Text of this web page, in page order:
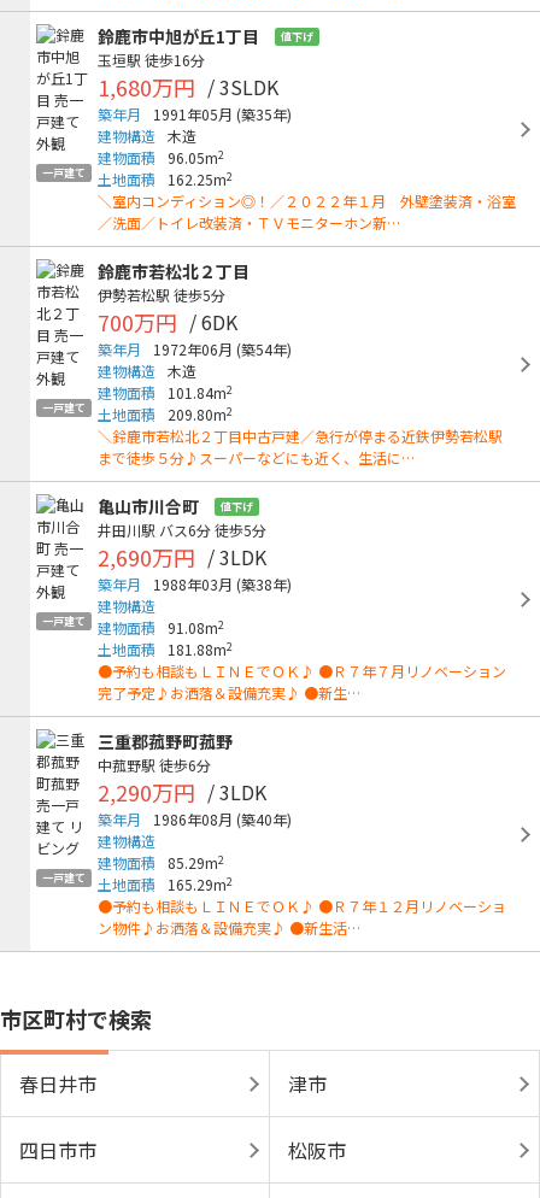
一戸建て
鈴鹿市中旭が丘1丁目 値下げ
玉垣駅 徒歩16分
1,680万円 / 3SLDK
築年月 1991年05月 (築35年)
建物構造 木造
建物面積
96.05m2
土地面積 162.25m2
＼室内コンディション◎！／２０２２年１月 外壁塗装済・浴室
／洗面／トイレ改装済・ＴＶモニターホン新…
一戸建て
鈴鹿市若松北２丁目
伊勢若松駅 徒歩5分
700万円 / 6DK
築年月 1972年06月 (築54年)
建物構造 木造
建物面積
101.84m2
土地面積 209.80m2
＼鈴鹿市若松北２丁目中古戸建／急行が停まる近鉄伊勢若松駅
まで徒歩５分♪スーパーなどにも近く、生活に…
一戸建て
亀山市川合町 値下げ
井田川駅 バス6分徒歩5分
2,690万円 / 3LDK
築年月 1988年03月 (築38年)
建物構造
建物面積
91.08m2
土地面積 181.88m2
●予約も相談もＬＩＮＥでＯＫ♪ ●Ｒ７年７月リノベーション
完了予定♪お洒落＆設備充実♪ ●新生…
一戸建て
三重郡菰野町菰野
中菰野駅 徒歩6分
2,290万円 / 3LDK
築年月 1986年08月 (築40年)
建物構造
建物面積
85.29m2
土地面積 165.29m2
●予約も相談もＬＩＮＥでＯＫ♪ ●Ｒ７年１２月リノベーショ
ン物件♪お洒落＆設備充実♪ ●新生活…
市区町村で検索
春日井市 津市
四日市市 松阪市